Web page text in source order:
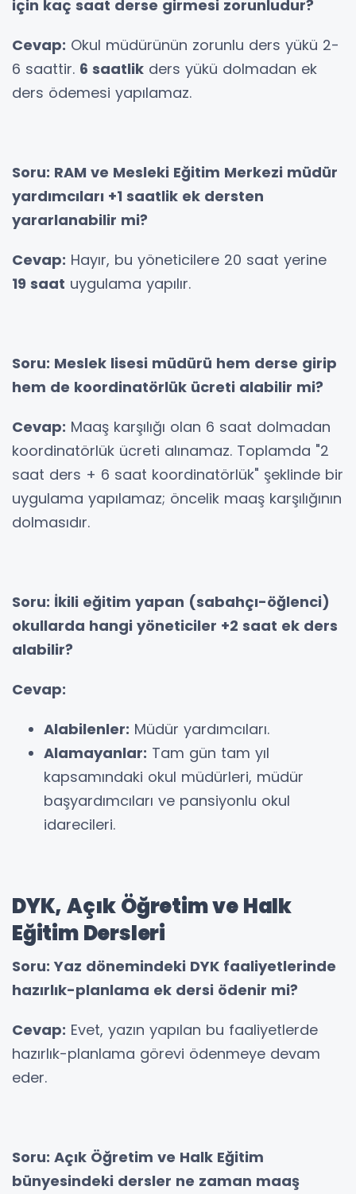
için kaç saat derse girmesi zorunludur?
Cevap: Okul müdürünün zorunlu ders yükü 2-
6 saattir. 6 saatlik ders yükü dolmadan ek
ders ödemesi yapılamaz.
Soru: RAM ve Mesleki Eğitim Merkezi müdür
yardımcıları +1 saatlik ek dersten
yararlanabilir mi?
Cevap: Hayır, bu yöneticilere 20 saat yerine
19 saat uygulama yapılır.
Soru: Meslek lisesi müdürü hem derse girip
hem de koordinatörlük ücreti alabilir mi?
Cevap: Maaş karşılığı olan 6 saat dolmadan
koordinatörlük ücreti alınamaz. Toplamda "2
saat ders + 6 saat koordinatörlük" şeklinde bir
uygulama yapılamaz; öncelik maaş karşılığının
dolmasıdır.
Soru: İkili eğitim yapan (sabahçı-öğlenci)
okullarda hangi yöneticiler +2 saat ek ders
alabilir?
Cevap:
Alabilenler: Müdür yardımcıları.
Alamayanlar: Tam gün tam yıl
kapsamındaki okul müdürleri, müdür
başyardımcıları ve pansiyonlu okul
idarecileri.
DYK, Açık Öğretim ve Halk
Eğitim Dersleri
Soru: Yaz dönemindeki DYK faaliyetlerinde
hazırlık-planlama ek dersi ödenir mi?
Cevap: Evet, yazın yapılan bu faaliyetlerde
hazırlık-planlama görevi ödenmeye devam
eder.
Soru: Açık Öğretim ve Halk Eğitim
bünyesindeki dersler ne zaman maaş